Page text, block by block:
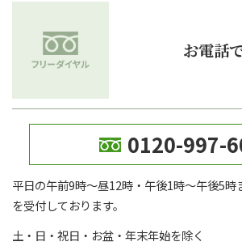
土日祝日：FAX・インターネット
お電話
0120-997-
平日の午前9時～昼12時・午後1時～午後5時
を受付しております。
土・日・祝日・お盆・年末年始を除く